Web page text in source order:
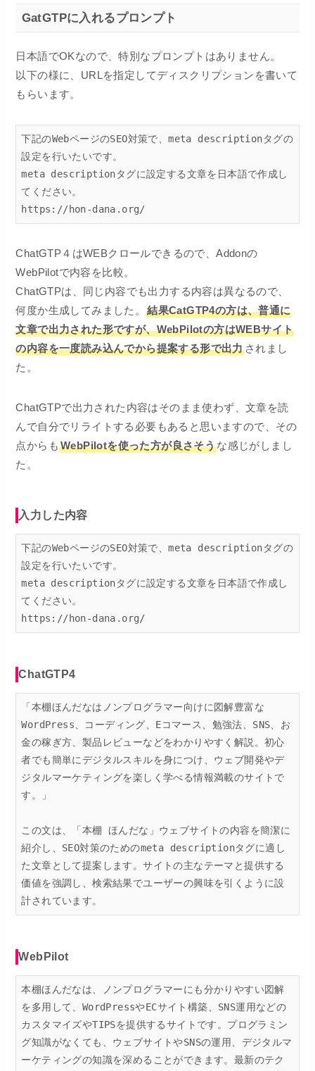
GatGTPに入れるプロンプト
日本語でOKなので、特別なプロンプトはありません。
以下の様に、URLを指定してディスクリプションを書いて
もらいます。
下記のWebページのSEO対策で、meta descriptionタグの
設定を行いたいです。
meta descriptionタグに設定する文章を日本語で作成し
てください。
https://hon-dana.org/
ChatGTP４はWEBクロールできるので、Addonの
WebPilotで内容を比較。
ChatGTPは、同じ内容でも出力する内容は異なるので、
何度か生成してみました。結果CatGTP4の方は、普通に
文章で出力された形ですが、WebPilotの方はWEBサイト
の内容を一度読み込んでから提案する形で出力されまし
た。
ChatGTPで出力された内容はそのまま使わず、文章を読
んで自分でリライトする必要もあると思いますので、その
点からもWebPilotを使った方が良さそうな感じがしまし
た。
入力した内容
下記のWebページのSEO対策で、meta descriptionタグの
設定を行いたいです。
meta descriptionタグに設定する文章を日本語で作成し
てください。
https://hon-dana.org/
ChatGTP4
「本棚ほんだなはノンプログラマー向けに図解豊富な
WordPress、コーディング、Eコマース、勉強法、SNS、お
金の稼ぎ方、製品レビューなどをわかりやすく解説。初心
者でも簡単にデジタルスキルを身につけ、ウェブ開発やデ
ジタルマーケティングを楽しく学べる情報満載のサイトで
す。」
この文は、「本棚 ほんだな」ウェブサイトの内容を簡潔に
紹介し、SEO対策のためのmeta descriptionタグに適し
た文章として提案します。サイトの主なテーマと提供する
価値を強調し、検索結果でユーザーの興味を引くように設
計されています。
WebPilot
本棚ほんだなは、ノンプログラマーにも分かりやすい図解
を多用して、WordPressやECサイト構築、SNS運用などの
カスタマイズやTIPSを提供するサイトです。プログラミン
グ知識がなくても、ウェブサイトやSNSの運用、デジタルマ
ーケティングの知識を深めることができます。最新のテク